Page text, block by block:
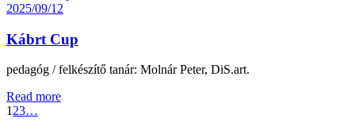
2025/09/12
Kábrt Cup
pedagóg / felkészítő tanár: Molnár Peter, DiS.art.
Read more
1 23…